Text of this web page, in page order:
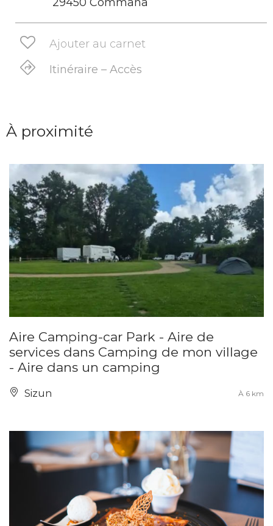
Ajouter au carnet
Itinéraire – Accès
À proximité
Aire Camping-car Park - Aire de
services dans Camping de mon village
- Aire dans un camping
Sizun À 6 km